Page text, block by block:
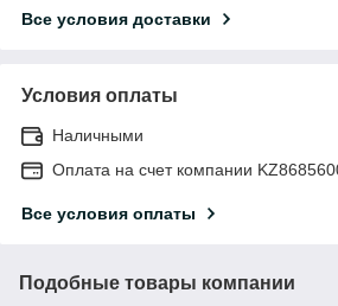
Все условия доставки
Условия оплаты
Наличными
Оплата на счет компании
Все условия оплаты
Подобные товары компании